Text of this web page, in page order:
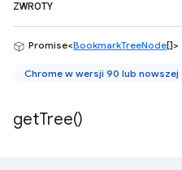
ZWROTY
Promise<BookmarkTreeNode[]>
Chrome w wersji 90 lub nowszej
getTree()